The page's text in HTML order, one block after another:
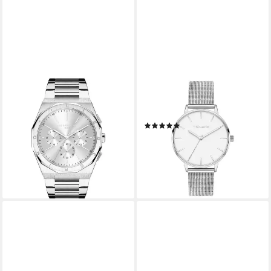
LIEBESKIND BERLIN
Quarzuhr The Classic
Chronograph Edelstahl
159,99 € UVP399,90 €
lieferbar - in 4-5 Werktagen bei dir
Quarzuhr The Everyday Hero
(4)
74,99 € UVP89,95 €
lieferbar - in 4-5 Werktagen bei dir